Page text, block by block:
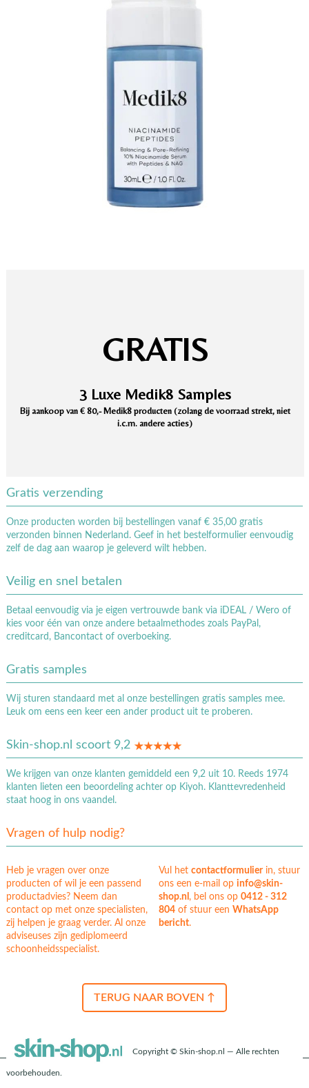
GRATIS
3 Luxe Medik8 Samples
Bij aankoop van € 80,- Medik8 producten (zolang de voorraad strekt, niet
i.c.m. andere acties)
Gratis verzending
Onze producten worden bij bestellingen vanaf € 35,00 gratis
verzonden binnen Nederland. Geef in het bestelformulier eenvoudig
zelf de dag aan waarop je geleverd wilt hebben.
Veilig en snel betalen
Betaal eenvoudig via je eigen vertrouwde bank via iDEAL / Wero of
kies voor één van onze andere betaalmethodes zoals PayPal,
creditcard, Bancontact of overboeking.
Gratis samples
Wij sturen standaard met al onze bestellingen gratis samples mee.
Leuk om eens een keer een ander product uit te proberen.
Skin-shop.nl scoort 9,2
We krijgen van onze klanten gemiddeld een 9,2 uit 10. Reeds 1974
klanten lieten een beoordeling achter op Kiyoh. Klanttevredenheid
staat hoog in ons vaandel.
Vragen of hulp nodig?
Heb je vragen over onze
producten of wil je een passend
productadvies? Neem dan
contact op met onze specialisten,
zij helpen je graag verder. Al onze
adviseuses zijn gediplomeerd
schoonheidsspecialist.
Vul hetcontactformulierin, stuur
ons een e-mail op info@skin-
shop.nl, bel ons op0412 - 312
804 of stuur eenWhatsApp
bericht.
TERUG NAAR BOVEN ↑
Copyright © Skin-shop.nl — Alle rechten
voorbehouden.